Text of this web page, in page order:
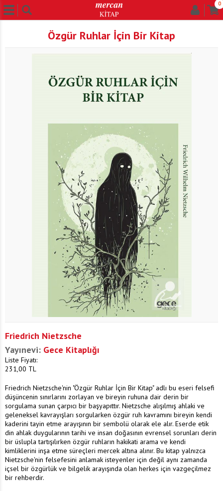
0
Özgür Ruhlar İçin Bir Kitap
Friedrich Nietzsche
Yayınevi: Gece Kitaplığı
Liste Fiyatı:
231,00 TL
Friedrich Nietzsche'nin "Özgür Ruhlar İçin Bir Kitap" adlı bu eseri felsefi
düşüncenin sınırlarını zorlayan ve bireyin ruhuna dair derin bir
sorgulama sunan çarpıcı bir başyapıttır. Nietzsche alışılmış ahlaki ve
geleneksel kavrayışları sorgularken özgür ruh kavramını bireyin kendi
kaderini tayin etme arayışının bir sembolü olarak ele alır. Eserde etik
din ahlak duygularının tarihi ve insan doğasının evrensel sorunları derin
bir üslupla tartışılırken özgür ruhların hakikati arama ve kendi
kimliklerini inşa etme süreçleri mercek altına alınır. Bu kitap yalnızca
Nietzsche'nin felsefesini anlamak isteyenler için değil aynı zamanda
içsel bir özgürlük ve bilgelik arayışında olan herkes için vazgeçilmez
bir rehberdir.